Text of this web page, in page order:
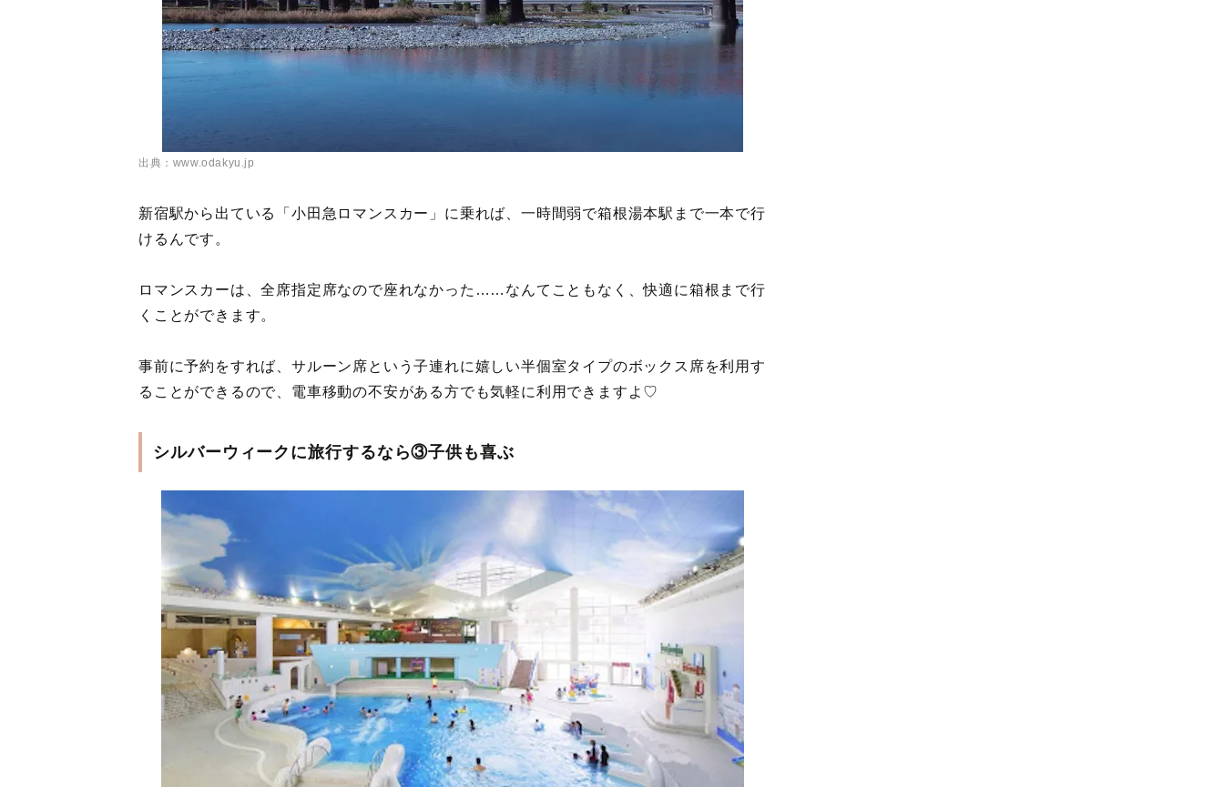
出典：www.odakyu.jp
新宿駅から出ている「小田急ロマンスカー」に乗れば、一時間弱で箱根湯本駅まで一本で行
けるんです。
ロマンスカーは、全席指定席なので座れなかった……なんてこともなく、快適に箱根まで行
くことができます。
事前に予約をすれば、サルーン席という子連れに嬉しい半個室タイプのボックス席を利用す
ることができるので、電車移動の不安がある方でも気軽に利用できますよ♡
シルバーウィークに旅行するなら③子供も喜ぶ